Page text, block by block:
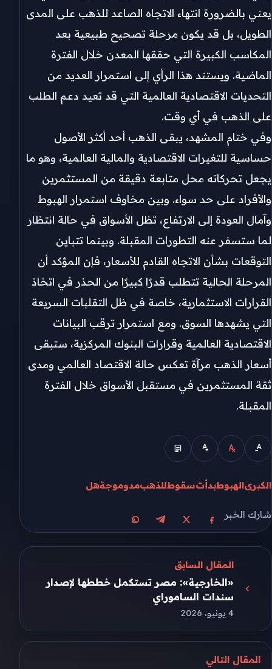
يعني بالضرورة انتهاء الاتجاه الصاعد للذهب على المدى
الطويل، بل قد يكون مرحلة تصحيح طبيعية بعد
المكاسب الكبيرة التي حققها المعدن خلال الفترة
الماضية. ويستند هذا الرأي إلى استمرار العديد من
التحديات الاقتصادية العالمية التي قد تعيد دعم الطلب
على الذهب في أي وقت.
وفي ختام المشهد، يبقى الذهب أحد أكثر الأصول
حساسية للتغيرات الاقتصادية والمالية العالمية، وهو ما
يجعل تحركاته محل متابعة دقيقة من المستثمرين
والأفراد على حد سواء. وبين مخاوف استمرار الهبوط
وآمال العودة إلى الارتفاع، تظل الأسواق في حالة انتظار
لما ستسفر عنه التطورات المقبلة. وبينما تتباين
التوقعات بشأن الاتجاه القادم للأسعار، فإن المؤكد أن
المرحلة الحالية تتطلب قدرًا كبيرًا من الحذر في اتخاذ
القرارات الاستثمارية، خاصة في ظل التقلبات السريعة
التي يشهدها السوق. ومع استمرار ترقب البيانات
الاقتصادية العالمية وقرارات البنوك المركزية، ستبقى
أسعار الذهب مرآة تعكس حالة الاقتصاد العالمي ومدى
ثقة المستثمرين في مستقبل الأسواق خلال الفترة
المقبلة.
الكبرىالهبوطبدأتسقوطللذهبمدوموجةهل
شارك الخبر
مشاركة على فيسبوك
مشاركة على Xمشاركة على تيليجرام
مشاركة على واتساب
المقال السابق
«الخارجية»: مصر تستكمل خططها لإصدار
سندات الساموراي
4 يونيو، 2026
المقال التالي